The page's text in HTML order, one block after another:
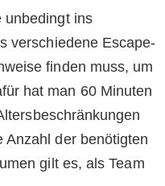
unbedingt ins
verschiedene Escape-
finden muss, um
hat man 60 Minuten
Anzahl der benötigten
gilt es, als Team